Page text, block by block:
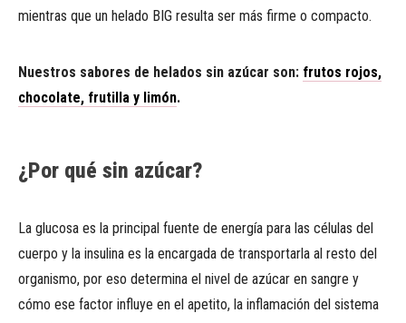
mientras que un helado BIG resulta ser más firme o compacto.
Nuestros sabores de helados sin azúcar son: frutos rojos,
chocolate, frutilla y limón.
¿Por qué sin azúcar?
La glucosa es la principal fuente de energía para las células del
cuerpo y la insulina es la encargada de transportarla al resto del
organismo, por eso determina el nivel de azúcar en sangre y
cómo ese factor influye en el apetito, la inflamación del sistema